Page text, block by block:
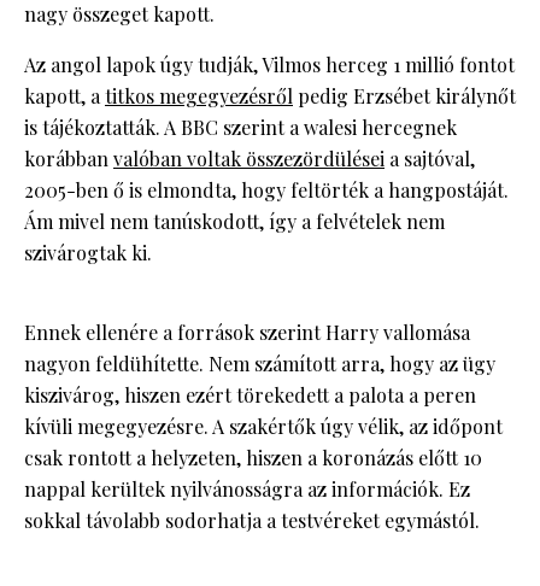
nagy összeget kapott.
Az angol lapok úgy tudják, Vilmos herceg 1 millió fontot
kapott, atitkos megegyezésről pedig Erzsébet királynőt
is tájékoztatták. A BBC szerint a walesi hercegnek
korábbanvalóban voltak összezördülései a sajtóval,
2005-ben ő is elmondta, hogy feltörték a hangpostáját.
Ám mivel nem tanúskodott, így a felvételek nem
szivárogtak ki.
Ennek ellenére a források szerint Harry vallomása
nagyon feldühítette. Nem számított arra, hogy az ügy
kiszivárog, hiszen ezért törekedett a palota a peren
kívüli megegyezésre. A szakértők úgy vélik, az időpont
csak rontott a helyzeten, hiszen a koronázás előtt 10
nappal kerültek nyilvánosságra az információk. Ez
sokkal távolabb sodorhatja a testvéreket egymástól.